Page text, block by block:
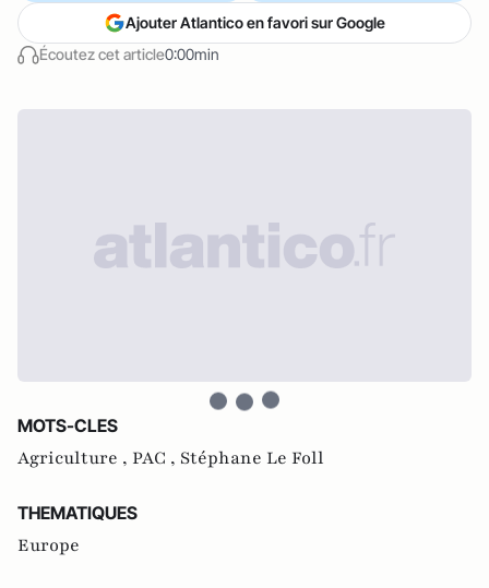
Écoutez cet article0:00min
Ajouter Atlantico en favori sur Google
MOTS-CLES
Agriculture , PAC , Stéphane Le Foll
THEMATIQUES
Europe